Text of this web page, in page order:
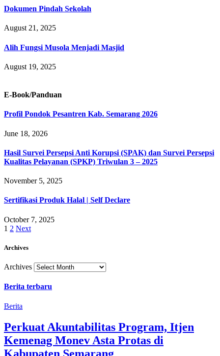
Dokumen Pindah Sekolah
August 21, 2025
Alih Fungsi Musola Menjadi Masjid
August 19, 2025
E-Book/Panduan
Profil Pondok Pesantren Kab. Semarang 2026
June 18, 2026
Hasil Survei Persepsi Anti Korupsi (SPAK) dan Survei Persepsi
Kualitas Pelayanan (SPKP) Triwulan 3 – 2025
November 5, 2025
Sertifikasi Produk Halal | Self Declare
October 7, 2025
1 2 Next
Archives
Archives
Berita terbaru
Berita
Perkuat Akuntabilitas Program, Itjen
Kemenag Monev Asta Protas di
Kabupaten Semarang